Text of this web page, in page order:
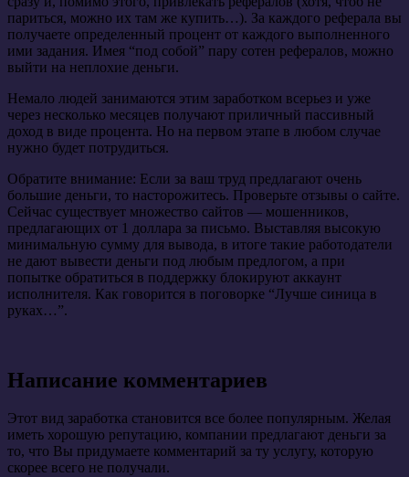
париться, можно их там же купить…). За каждого реферала вы
получаете определенный процент от каждого выполненного
ими задания. Имея “под собой” пару сотен рефералов, можно
выйти на неплохие деньги.
Немало людей занимаются этим заработком всерьез и уже
через несколько месяцев получают приличный пассивный
доход в виде процента. Но на первом этапе в любом случае
нужно будет потрудиться.
Обратите внимание: Если за ваш труд предлагают очень
большие деньги, то насторожитесь. Проверьте отзывы о сайте.
Сейчас существует множество сайтов — мошенников,
предлагающих от 1 доллара за письмо. Выставляя высокую
минимальную сумму для вывода, в итоге такие работодатели
не дают вывести деньги под любым предлогом, а при
попытке обратиться в поддержку блокируют аккаунт
исполнителя. Как говорится в поговорке “Лучше синица в
руках…”.
Написание комментариев
Этот вид заработка становится все более популярным. Желая
иметь хорошую репутацию, компании предлагают деньги за
то, что Вы придумаете комментарий за ту услугу, которую
скорее всего не получали.